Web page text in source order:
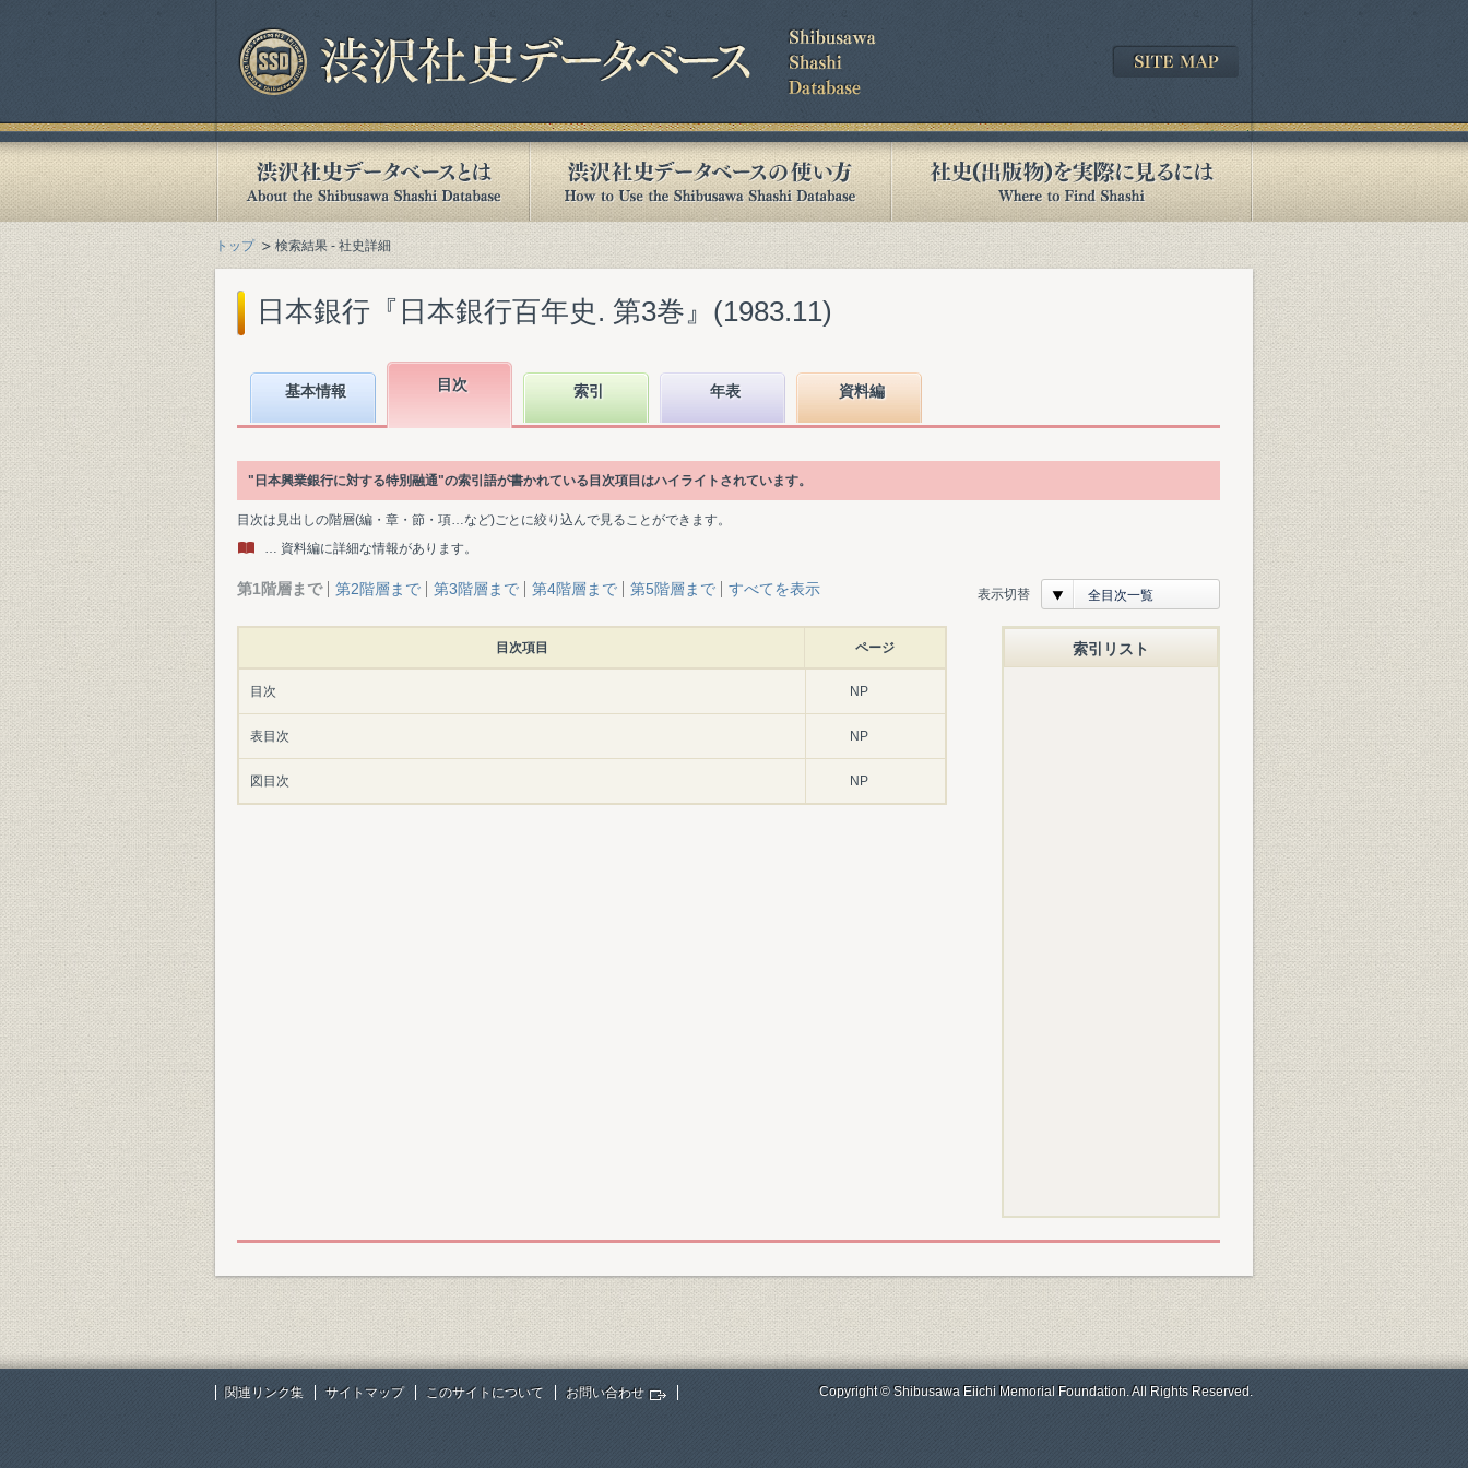
トップ 検索結果 - 社史詳細
日本銀行『日本銀行百年史. 第3巻』(1983.11)
基本情報 目次 索引 年表 資料編
"日本興業銀行に対する特別融通"の索引語が書かれている目次項目はハイライトされています。
目次は見出しの階層(編・章・節・項…など)ごとに絞り込んで見ることができます。
… 資料編に詳細な情報があります。
第1階層まで 第2階層まで 第3階層まで 第4階層まで 第5階層まで すべてを表示 表示切替 全目次一覧
目次項目 ページ
目次 NP
表目次 NP
図目次 NP
索引リスト
関連リンク集 サイトマップ このサイトについて お問い合わせ Copyright © Shibusawa Eiichi Memorial Foundation. All Rights Reserved.